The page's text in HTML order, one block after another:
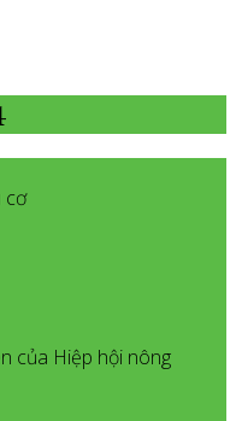
cơ
của Hiệp hội nông